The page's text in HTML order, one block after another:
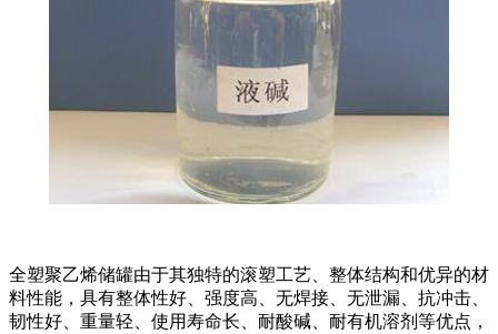
全塑聚乙烯储罐由于其独特的滚塑工艺、整体结构和优异的材
料性能，具有整体性好、强度高、无焊接、无泄漏、抗冲击、
韧性好、重量轻、使用寿命长、耐酸碱、耐有机溶剂等优点，